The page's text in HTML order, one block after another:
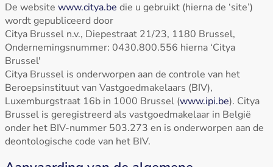
De website www.citya.be die u gebruikt (hierna de ‘site’)
wordt gepubliceerd door
Citya Brussel n.v., Diepestraat 21/23, 1180 Brussel,
Ondernemingsnummer: 0430.800.556 hierna ‘Citya
Brussel'
Citya Brussel is onderworpen aan de controle van het
Beroepsinstituut van Vastgoedmakelaars (BIV),
Luxemburgstraat 16b in 1000 Brussel (www.ipi.be). Citya
Brussel is geregistreerd als vastgoedmakelaar in België
onder het BIV-nummer 503.273 en is onderworpen aan de
deontologische code van het BIV.